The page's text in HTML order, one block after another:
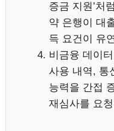
증금 지원’처
약 은행이 대
득 요건이 유
비금융 데이
사용 내역, 통
능력을 간접
재심사를 요